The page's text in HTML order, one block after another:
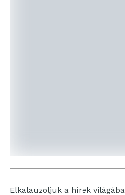
Elkalauzoljuk a hírek